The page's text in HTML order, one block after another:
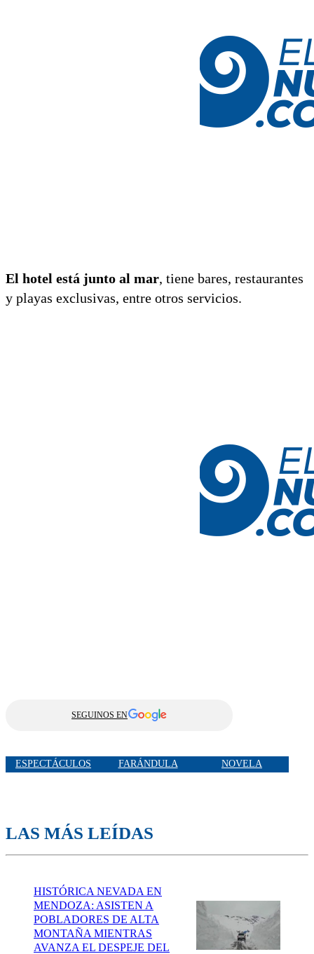
El hotel está junto al mar, tiene bares, restaurantes
y playas exclusivas, entre otros servicios.
SEGUINOS EN
ESPECTÁCULOS FARÁNDULA NOVELA
LAS MÁS LEÍDAS
HISTÓRICA NEVADA EN
MENDOZA: ASISTEN A
POBLADORES DE ALTA
MONTAÑA MIENTRAS
AVANZA EL DESPEJE DEL